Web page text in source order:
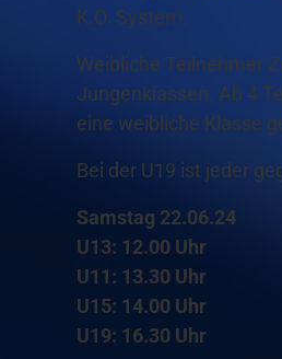
K.O. System.
Weibliche Teilnehmer
Jungenklassen. Ab 4
eine weibliche Klasse
Bei der U19 ist jeder
Samstag 22.06.24
U13: 12.00 Uhr
U11: 13.30 Uhr
U15: 14.00 Uhr
U19: 16.30 Uhr